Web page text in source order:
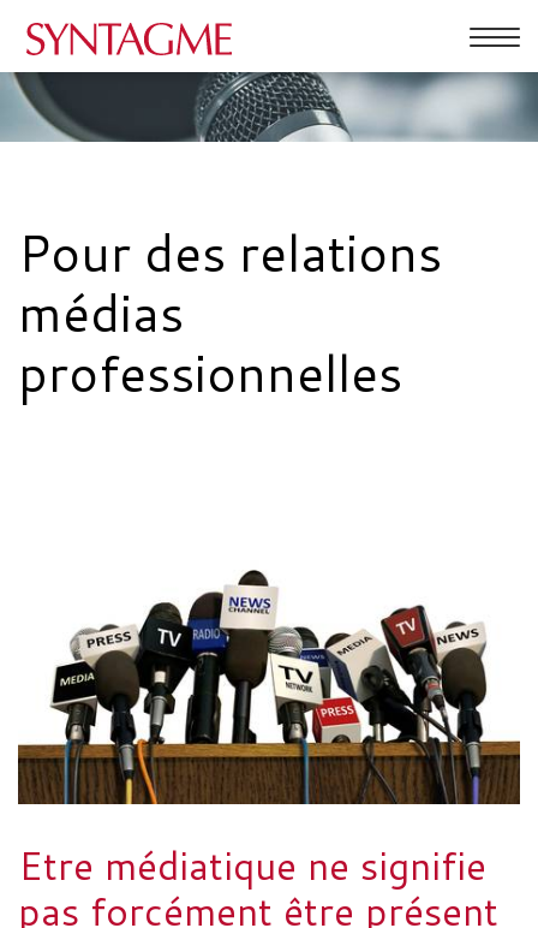
PRESTATIONS
QUI SOMMES-NOUS
CONTACT
la
Pour des relations
médias
professionnelles
Etre médiatique ne signifie
pas forcément être présent